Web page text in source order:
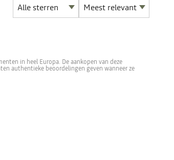
in heel Europa. De aankopen van deze
authentieke beoordelingen geven wanneer ze